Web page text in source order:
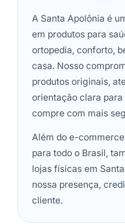
A Santa Apolônia é
em produtos para
ortopedia, conforto,
casa. Nosso
produtos originais,
orientação clara
compre com mais
Além do e-
para todo o Brasil,
lojas físicas em
nossa presença,
cliente.